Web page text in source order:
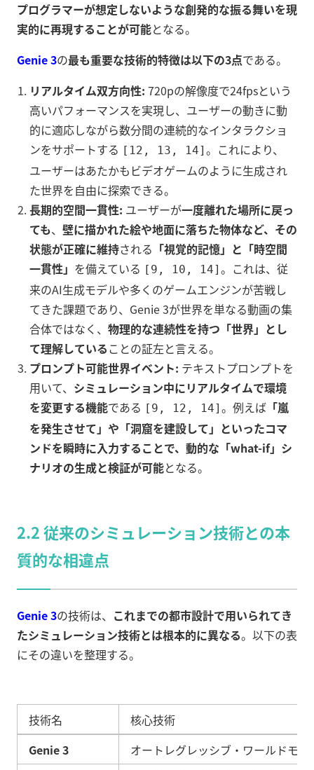
プログラマーが想定しないような創発的な振る舞いを現
実的に再現することが可能となる。
Genie 3の最も重要な技術的特徴は以下の3点である。
リアルタイム双方向性: 720pの解像度で24fpsという
高いパフォーマンスを実現し、ユーザーの動きに動
的に適応しながら数分間の連続的なインタラクショ
ンをサポートする [12, 13, 14] 。これにより、
ユーザーはあたかもビデオゲームのように生成され
た世界を自由に探索できる。
長期的空間一貫性: ユーザーが一度離れた場所に戻っ
ても、 壁に描かれた絵や地面に落ちた物体など、その
状態が正確に維持される 「視覚的記憶」と「時空間
一貫性」 を備えている [9, 10, 14] 。これは、従
来のAI生成モデルや多くのゲームエンジンが苦戦し
てきた課題であり、Genie 3が世界を単なる動画の集
合体ではなく、 物理的な連続性を持つ「世界」とし
て理解していることの証左と言える。
プロンプト可能世界イベント: テキストプロンプトを
用いて、 シミュレーション中にリアルタイムで環境
を変更する機能である [9, 12, 14] 。例えば 「嵐
を発生させて」や「洞窟を建設して」といったコマ
ンドを瞬時に入力することで、動的な「what-if」シ
ナリオの生成と検証が可能となる。
2.2 従来のシミュレーション技術との本
質的な相違点
Genie 3の技術は、 これまでの都市設計で用いられてき
たシミュレーション技術とは根本的に異なる。以下の表
にその違いを整理する。
技術名
核心技術
Genie 3
オートレグレッシブ・ワールドモデ